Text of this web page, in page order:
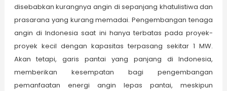
disebabkan kurangnya angin di sepanjang khatulistiwa dan
prasarana yang kurang memadai. Pengembangan tenaga
angin di Indonesia saat ini hanya terbatas pada proyek-
proyek kecil dengan kapasitas terpasang sekitar 1 MW.
Akan tetapi, garis pantai yang panjang di Indonesia,
memberikan kesempatan bagi pengembangan
pemanfaatan energi angin lepas pantai, meskipun